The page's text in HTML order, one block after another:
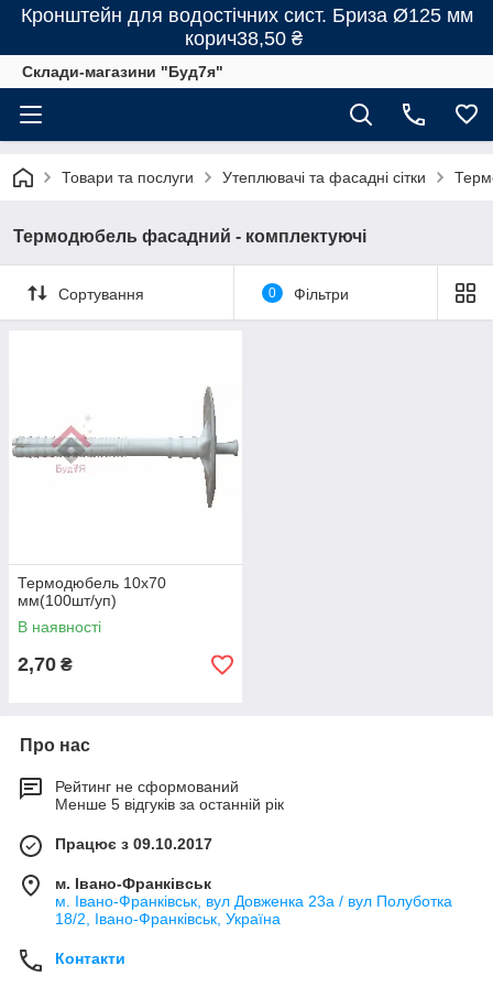
Кронштейн для водостічних сист. Бриза Ø125 мм
корич38,50 ₴
Склади-магазини "Буд7я"
Товари та послуги Утеплювачі та фасадні сітки
Термодюбель фасадний - комплектуючі
Сортування 0 Фільтри
Термодюбель 10х70
мм(100шт/уп)
В наявності
2,70 ₴
Про нас
Рейтинг не сформований
Менше 5 відгуків за останній рік
Працює з 09.10.2017
м. Івано-Франківськ
м. Івано-Франківськ, вул Довженка 23а / вул Полуботка
18/2, Івано-Франківськ, Україна
Контакти